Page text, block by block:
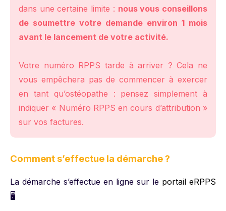
dans une certaine limite : nous vous conseillons
de soumettre votre demande environ 1 mois
avant le lancement de votre activité.
Votre numéro RPPS tarde à arriver ? Cela ne
vous empêchera pas de commencer à exercer
en tant qu’ostéopathe : pensez simplement à
indiquer « Numéro RPPS en cours d’attribution »
sur vos factures.
Comment s’effectue la démarche ?
La démarche s’effectue en ligne sur le portail eRPPS
🖥️